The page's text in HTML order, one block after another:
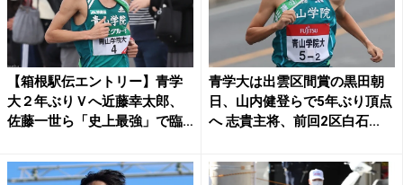
【箱根駅伝エントリー】青学
大２年ぶりＶへ近藤幸太郎、
佐藤一世ら「史上最強」で臨
青学大は出雲区間賞の黒田朝
日、山内健登らで5年ぶり頂点
へ 志貴主将、前回2区白石...